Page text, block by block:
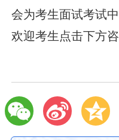
会为考生面试考试
欢迎考生点击下方